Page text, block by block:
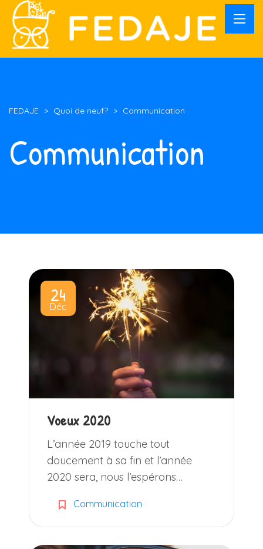
FEDAJE > Quoi de neuf? > Communication
Communication
24
Déc
Voeux 2020
L’année 2019 touche tout
doucement à sa fin et l’année
2020 sera, nous l’espérons…
Communication